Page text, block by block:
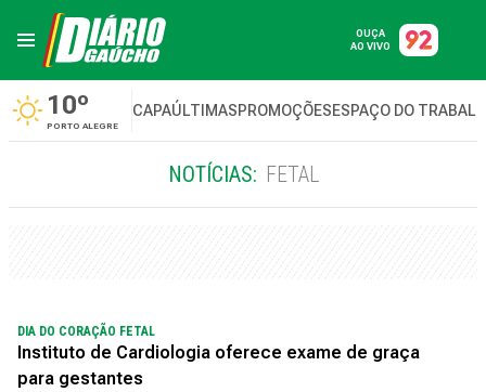
OUÇA
AO VIVO
10º
PORTO ALEGRE
CAPAÚLTIMASPROMOÇÕESESPAÇO DO
NOTÍCIAS: FETAL
DIA DO CORAÇÃO FETAL
Instituto de Cardiologia oferece exame de graça
para gestantes